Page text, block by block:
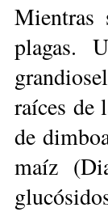
Mientras
plagas.
raíces de
de
maíz